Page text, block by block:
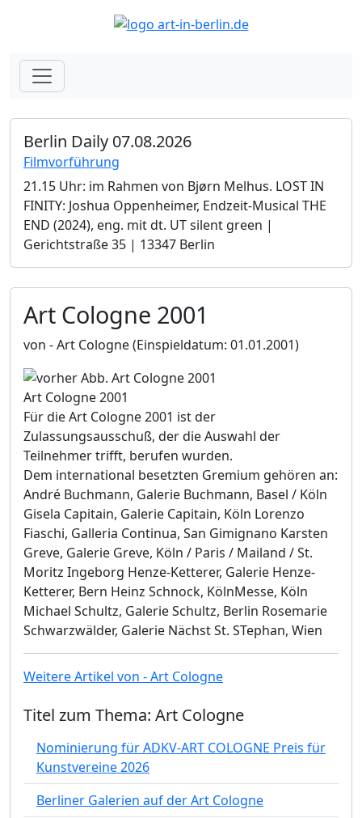
Berlin Daily 07.08.2026
Filmvorführung
21.15 Uhr: im Rahmen von Bjørn Melhus. LOST IN
FINITY: Joshua Oppenheimer, Endzeit-Musical THE
END (2024), eng. mit dt. UT silent green |
Gerichtstraße 35 | 13347 Berlin
Art Cologne 2001
von - Art Cologne(Einspieldatum: 01.01.2001)
Art Cologne 2001
Für die Art Cologne 2001 ist der
Zulassungsausschuß, der die Auswahl der
Teilnehmer trifft, berufen wurden.
Dem international besetzten Gremium gehören an:
André Buchmann, Galerie Buchmann, Basel / Köln
Gisela Capitain, Galerie Capitain, Köln Lorenzo
Fiaschi, Galleria Continua, San Gimignano Karsten
Greve, Galerie Greve, Köln / Paris / Mailand / St.
Moritz Ingeborg Henze-Ketterer, Galerie Henze-
Ketterer, Bern Heinz Schnock, KölnMesse, Köln
Michael Schultz, Galerie Schultz, Berlin Rosemarie
Schwarzwälder, Galerie Nächst St. STephan, Wien
Weitere Artikel von - Art Cologne
Titel zum Thema: Art Cologne
Nominierung für ADKV-ART COLOGNE Preis für
Kunstvereine 2026
Berliner Galerien auf der Art Cologne